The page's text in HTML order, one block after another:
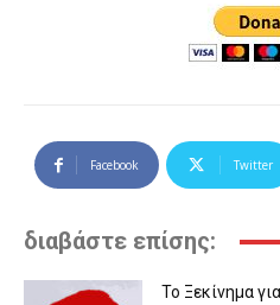
Facebook Twitter
διαβάστε επίσης:
Το Ξεκίνημα